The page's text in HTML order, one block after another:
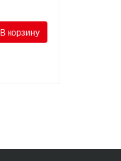
В корзину